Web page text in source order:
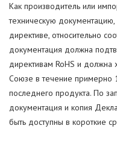
Как производитель или
техническую
директиве, относительно
документация должна
директивам RoHS и должна
Союзе в течение примерно
последнего продукта. По
документация и копия
быть доступны в короткие